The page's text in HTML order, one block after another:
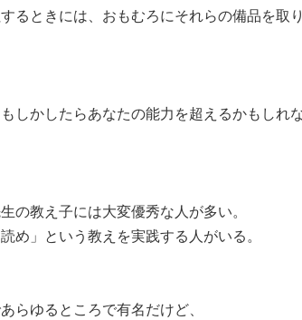
るときには、おもむろにそれらの備品を取
しかしたらあなたの能力を超えるかもしれ
の教え子には大変優秀な人が多い。
め」という教えを実践する人がいる。
らゆるところで有名だけど、